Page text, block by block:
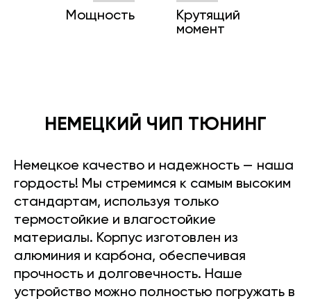
Мощность
Крутящий
момент
НЕМЕЦКИЙ ЧИП ТЮНИНГ
Немецкое качество и надежность — наша
гордость! Мы стремимся к самым высоким
стандартам, используя только
термостойкие и влагостойкие
материалы. Корпус изготовлен из
алюминия и карбона, обеспечивая
прочность и долговечность. Наше
устройство можно полностью погружать в